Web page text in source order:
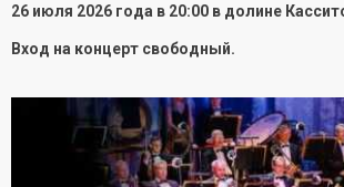
26 июля 2026 года в 20:00 в долине
Вход на концерт свободный.